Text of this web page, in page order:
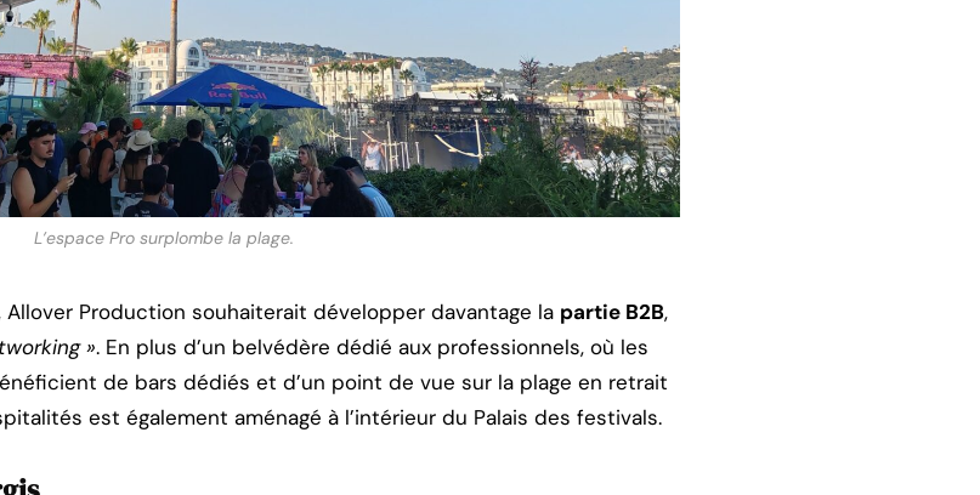
L’espace Pro surplombe la plage.
Production souhaiterait développer davantage la partie B2B,
». En plus d’un belvédère dédié aux professionnels, où les
de bars dédiés et d’un point de vue sur la plage en retrait
est également aménagé à l’intérieur du Palais des festivals.